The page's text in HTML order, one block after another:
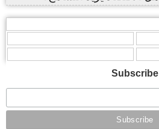
Subscribe